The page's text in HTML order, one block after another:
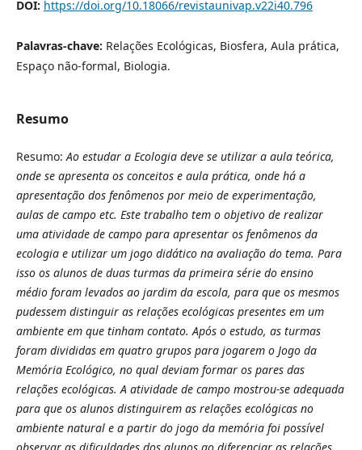
DOI: https://doi.org/10.18066/revistaunivap.v22i40.796
Palavras-chave: Relações Ecológicas, Biosfera, Aula prática,
Espaço não-formal, Biologia.
Resumo
Resumo:Ao estudar a Ecologia deve se utilizar a aula teórica,
onde se apresenta os conceitos e aula prática, onde há a
apresentação dos fenômenos por meio de experimentação,
aulas de campo etc. Este trabalho tem o objetivo de realizar
uma atividade de campo para apresentar os fenômenos da
ecologia e utilizar um jogo didático na avaliação do tema. Para
isso os alunos de duas turmas da primeira série do ensino
médio foram levados ao jardim da escola, para que os mesmos
pudessem distinguir as relações ecológicas presentes em um
ambiente em que tinham contato. Após o estudo, as turmas
foram divididas em quatro grupos para jogarem o Jogo da
Memória Ecológico, no qual deviam formar os pares das
relações ecológicas. A atividade de campo mostrou-se adequada
para que os alunos distinguirem as relações ecológicas no
ambiente natural e a partir do jogo da memória foi possível